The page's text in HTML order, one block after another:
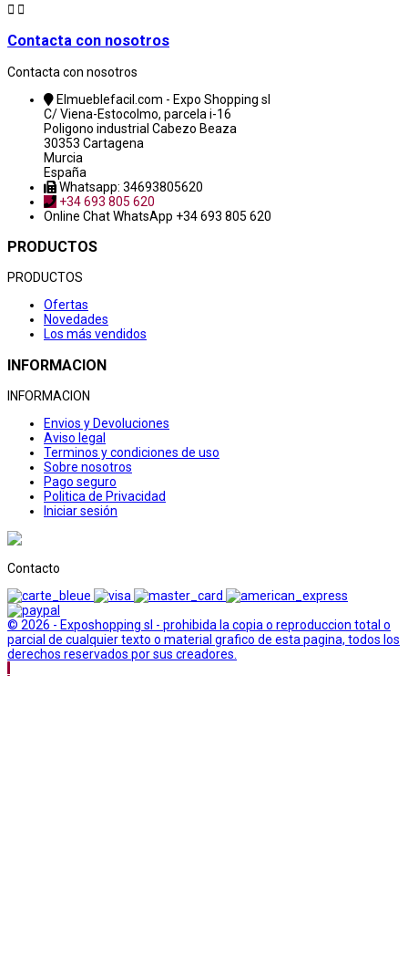
 
Contacta con nosotros
Contacta con nosotros
Elmueblefacil.com - Expo Shopping sl
C/ Viena-Estocolmo, parcela i-16
Poligono industrial Cabezo Beaza
30353 Cartagena
Murcia
España
Whatsapp: 34693805620
+34 693 805 620
Online ChatWhatsApp +34 693 805 620
PRODUCTOS
PRODUCTOS
Ofertas
Novedades
Los más vendidos
INFORMACION
INFORMACION
Envios y Devoluciones
Aviso legal
Terminos y condiciones de uso
Sobre nosotros
Pago seguro
Politica de Privacidad
Iniciar sesión
Contacto
© 2026 - Exposhopping sl - prohibida la copia o reproduccion total o
parcial de cualquier texto o material grafico de esta pagina, todos los
derechos reservados por sus creadores.